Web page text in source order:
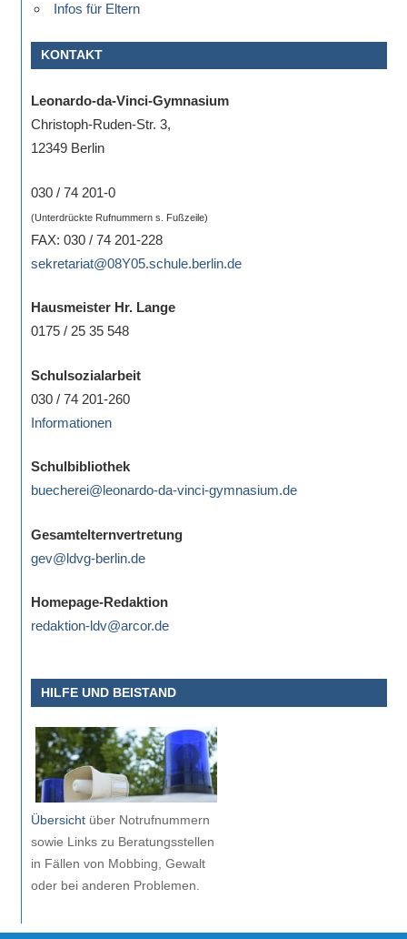
Infos für Eltern
KONTAKT
Leonardo-da-Vinci-Gymnasium
Christoph-Ruden-Str. 3,
12349 Berlin
030 / 74 201-0
(Unterdrückte Rufnummern s. Fußzeile)
FAX: 030 / 74 201-228
sekretariat@08Y05.schule.berlin.de
Hausmeister Hr. Lange
0175 / 25 35 548
Schulsozialarbeit
030 / 74 201-260
Informationen
Schulbibliothek
buecherei@leonardo-da-vinci-gymnasium.de
Gesamtelternvertretung
gev@ldvg-berlin.de
Homepage-Redaktion
redaktion-ldv@arcor.de
HILFE UND BEISTAND
Übersichtüber Notrufnummern
sowie Links zu Beratungsstellen
in Fällen von Mobbing, Gewalt
oder bei anderen Problemen.